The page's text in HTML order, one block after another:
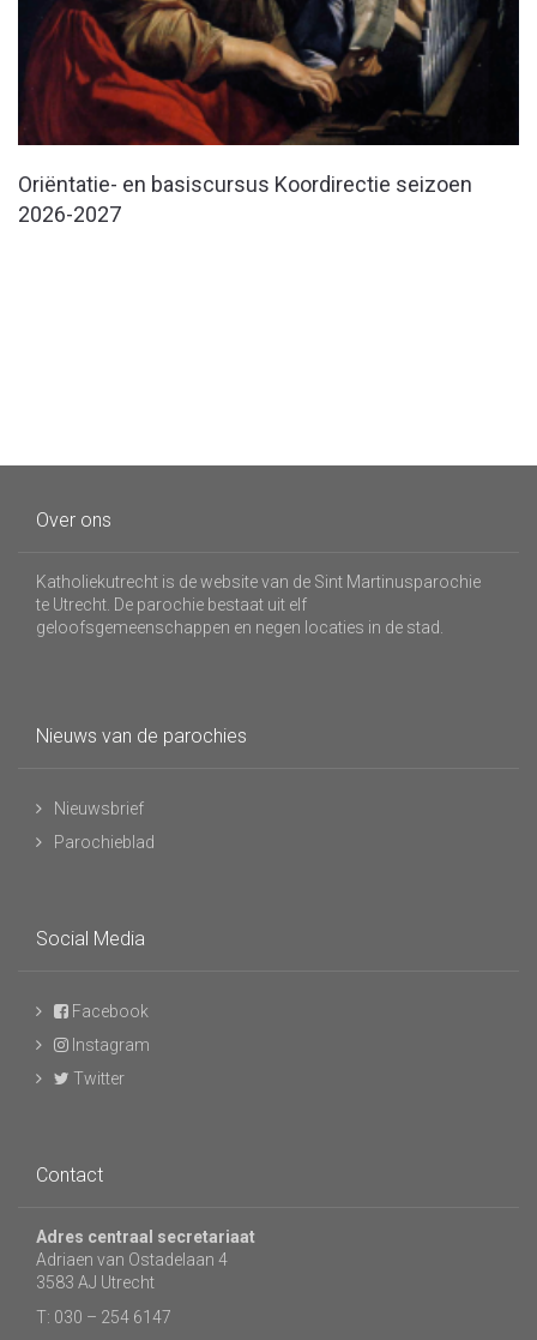
Oriëntatie- en basiscursus Koordirectie seizoen
2026-2027
Over ons
Katholiekutrecht is de website van de Sint Martinusparochie
te Utrecht. De parochie bestaat uit elf
geloofsgemeenschappen en negen locaties in de stad.
Nieuws van de parochies
Nieuwsbrief
Parochieblad
Social Media
Facebook
Instagram
Twitter
Contact
Adres centraal secretariaat
Adriaen van Ostadelaan 4
3583 AJ Utrecht
T: 030 – 254 6147